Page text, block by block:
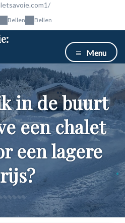
Bellen Bellen
Menu
in de buurt
een chalet
een lagere